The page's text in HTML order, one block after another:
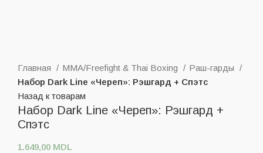
Главная
MMA/Freefight & Thai Boxing
Раш-гарды
Набор Dark Line «Череп»: Рэшгард + Спэтс
Назад к товарам
Набор Dark Line «Череп»: Рэшгард +
Спэтс
1.649,00 MDL